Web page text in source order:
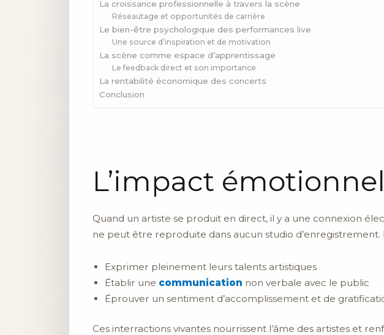
La croissance professionnelle à travers la scène
Réseautage et opportunités de carrière
Le bien-être psychologique des performances live
Une source d’inspiration et de motivation
La scène comme espace d’apprentissage
Le feedback direct et son importance
La rentabilité économique des concerts
Conclusion
L’impact
Quand un artiste se produit en direct, il y a une connexion
ne peut être reproduite dans aucun studio d’enregistrement.
Exprimer pleinement leurs talents artistiques
Établir une communication non verbale avec le public
Éprouver un sentiment d’accomplissement et de
Ces interractions vivantes nourrissent l’âme des artistes et